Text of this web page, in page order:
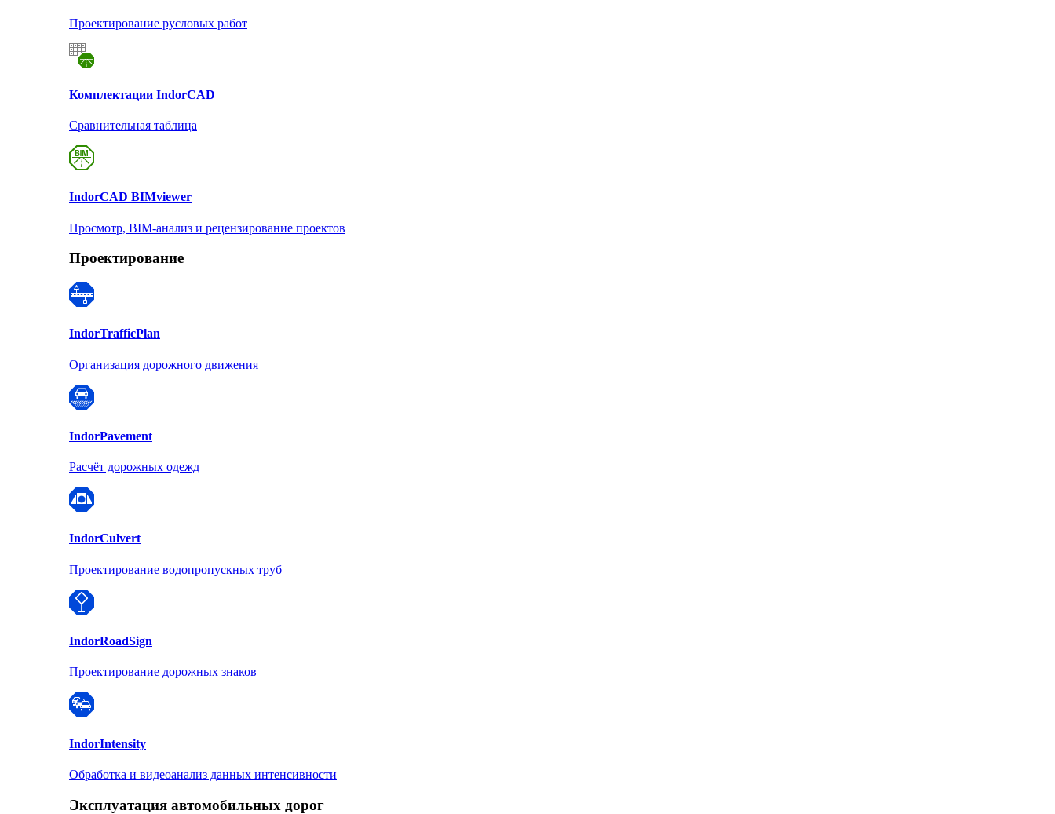
Проектирование русловых работ
Комплектации IndorCAD
Сравнительная таблица
IndorCAD BIMviewer
Просмотр, BIM-анализ и рецензирование проектов
Проектирование
IndorTrafficPlan
Организация дорожного движения
IndorPavement
Расчёт дорожных одежд
IndorCulvert
Проектирование водопропускных труб
IndorRoadSign
Проектирование дорожных знаков
IndorIntensity
Обработка и видеоанализ данных интенсивности
Эксплуатация автомобильных дорог